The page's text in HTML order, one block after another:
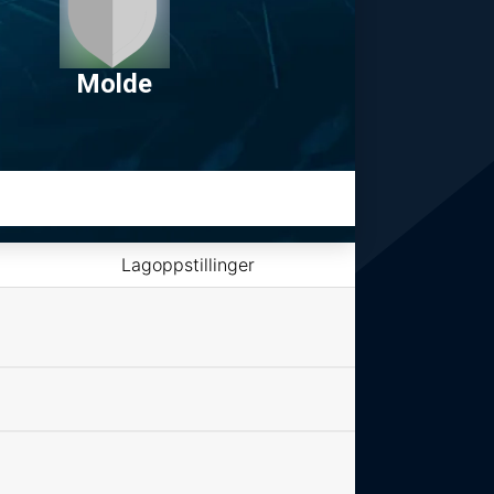
Molde
Lagoppstillinger